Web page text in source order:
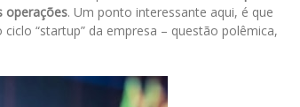
operações. Um ponto interessante aqui, é que
“startup” da empresa – questão polêmica,